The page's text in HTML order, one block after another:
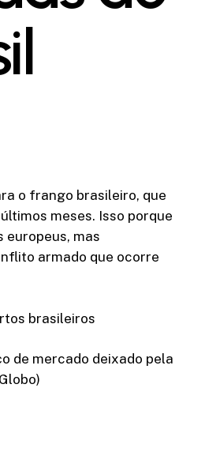
o frango brasileiro, que
meses. Isso porque
europeus, mas
armado que ocorre
brasileiros
de mercado deixado pela